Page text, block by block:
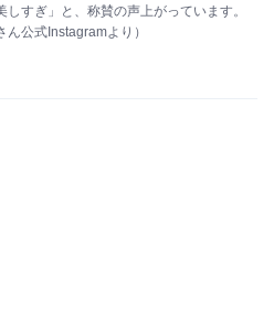
すぎ」と、称賛の声上がっています。
ん公式Instagramより）